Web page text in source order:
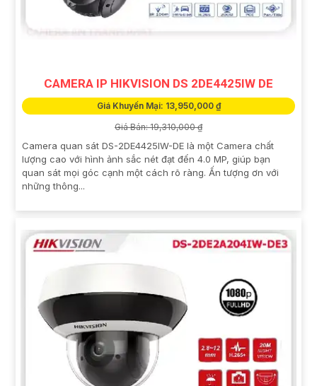
CAMERA IP HIKVISION DS 2DE4425IW DE
Giá Khuyến Mại: 13,950,000 ₫
Giá Bán: 19,310,000 ₫
Camera quan sát DS-2DE4425IW-DE là một Camera chất
lượng cao với hình ảnh sắc nét đạt đến 4.0 MP, giúp bạn
quan sát mọi góc cạnh một cách rõ ràng. Ấn tượng ơn với
những thông...